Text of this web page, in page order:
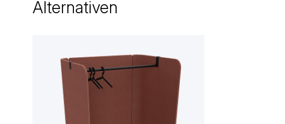
Alternativen